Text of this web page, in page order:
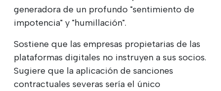
generadora de un profundo "sentimiento de
impotencia" y "humillación".
Sostiene que las empresas propietarias de las
plataformas digitales no instruyen a sus socios.
Sugiere que la aplicación de sanciones
contractuales severas sería el único